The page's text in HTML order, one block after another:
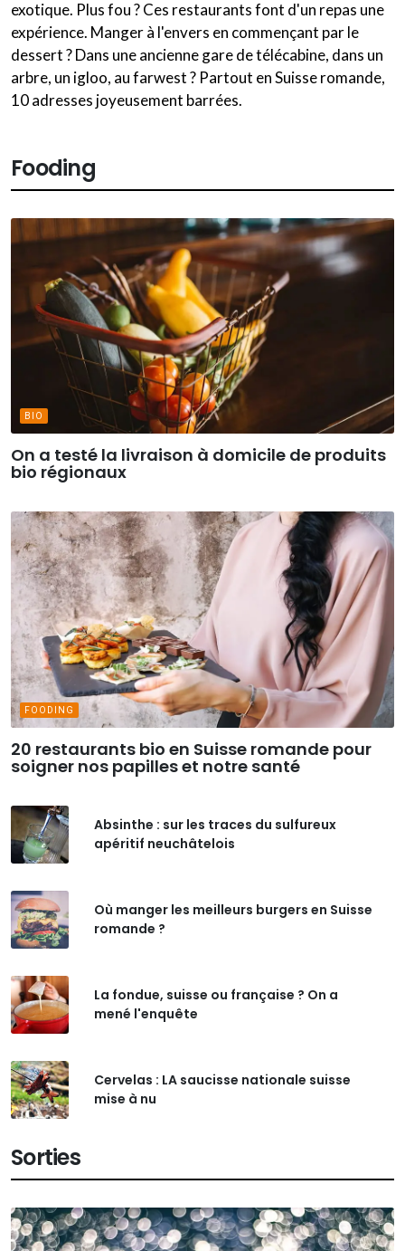
exotique. Plus fou ? Ces restaurants font d'un repas une
expérience. Manger à l'envers en commençant par le
dessert ? Dans une ancienne gare de télécabine, dans un
arbre, un igloo, au farwest ? Partout en Suisse romande,
10 adresses joyeusement barrées.
Fooding
BIO
On a testé la livraison à domicile de produits
bio régionaux
FOODING
20 restaurants bio en Suisse romande pour
soigner nos papilles et notre santé
Absinthe : sur les traces du sulfureux
apéritif neuchâtelois
Où manger les meilleurs burgers en Suisse
romande ?
La fondue, suisse ou française ? On a
mené l'enquête
Cervelas : LA saucisse nationale suisse
mise à nu
Sorties